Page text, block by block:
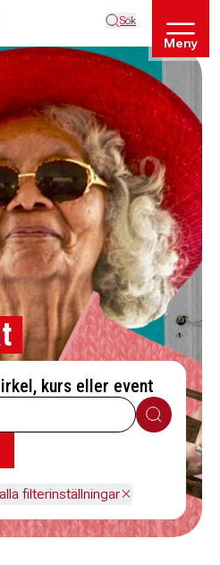
Sök
Meny
kurs eller event
Sök
filterinställningar